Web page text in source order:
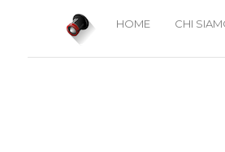
HOME CHI